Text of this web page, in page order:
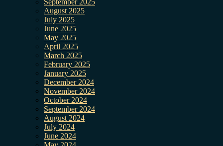
September 2025
August 2025
July 2025
June 2025
May 2025
April 2025
March 2025
February 2025
January 2025
December 2024
November 2024
October 2024
September 2024
August 2024
July 2024
June 2024